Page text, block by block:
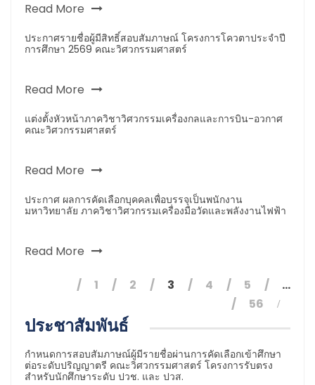
Read More
ประกาศรายชื่อผู้มีสิทธิ์สอบสัมภาษณ์ โครงการโควตาประจำปี
การศึกษา 2569 คณะวิศวกรรมศาสตร์
Read More
แต่งตั้งหัวหน้าภาควิชาวิศวกรรมเครื่องกลและการบิน-อวกาศ
คณะวิศวกรรมศาสตร์
Read More
ประกาศ ผลการคัดเลือกบุคคลเพื่อบรรจุเป็นพนักงาน
มหาวิทยาลัย ภาควิชาวิศวกรรมเครื่องมือวัดและพลังงานไฟฟ้า
Read More
1 2 3 4 5
…
56
ประชาสัมพันธ์
กำหนดการสอบสัมภาษณ์ผู้มีรายชื่อผ่านการคัดเลือกเข้าศึกษา
ต่อระดับปริญญาตรี คณะวิศวกรรมศาสตร์ โครงการรับตรง
สำหรับนักศึกษาระดับ ปวช. และ ปวส.